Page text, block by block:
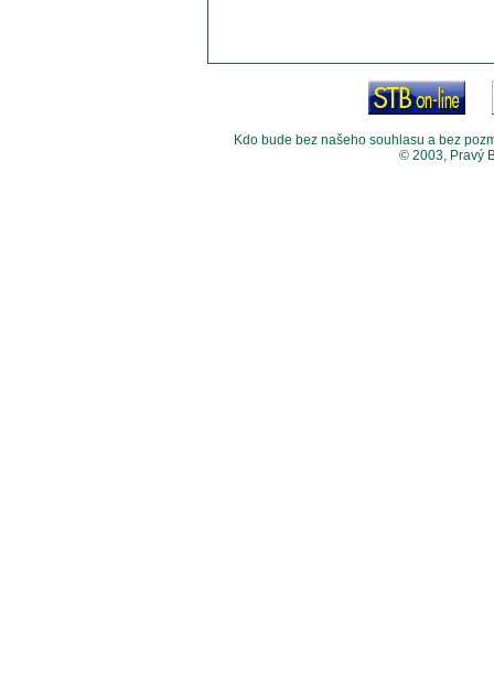
Kdo bude bez našeho souhlasu a bez
© 2003, Pravý